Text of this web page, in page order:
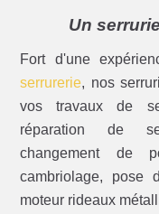
Un
Fort d'une
serrurerie, nos
vos travaux de
réparation de
changement de
cambriolage, pose
moteur rideaux